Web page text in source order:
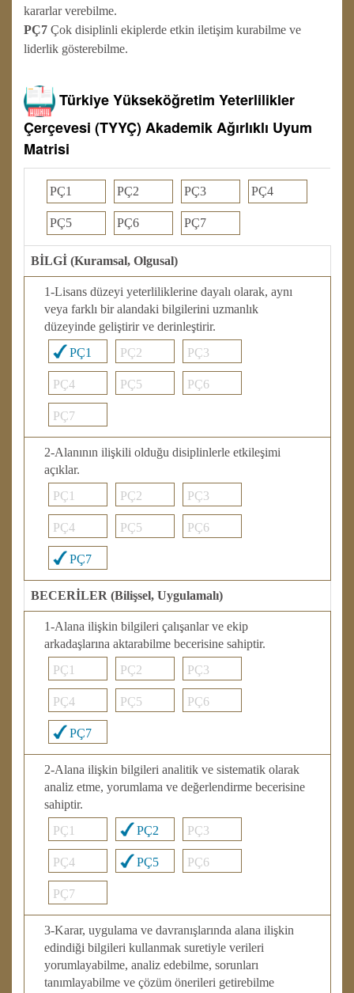
kararlar verebilme.
PÇ7 Çok disiplinli ekiplerde etkin iletişim kurabilme ve
liderlik gösterebilme.
Türkiye Yükseköğretim Yeterlilikler
Çerçevesi (TYYÇ) Akademik Ağırlıklı Uyum
Matrisi
PÇ1 PÇ2 PÇ3 PÇ4
PÇ5 PÇ6 PÇ7
BİLGİ (Kuramsal, Olgusal)
1-Lisans düzeyi yeterliliklerine dayalı olarak, aynı
veya farklı bir alandaki bilgilerini uzmanlık
düzeyinde geliştirir ve derinleştirir.
PÇ1
PÇ2 PÇ3
PÇ4 PÇ5 PÇ6
PÇ7
2-Alanının ilişkili olduğu disiplinlerle etkileşimi
açıklar.
PÇ1
PÇ2 PÇ3
PÇ4 PÇ5 PÇ6
PÇ7
BECERİLER (Bilişsel, Uygulamalı)
1-Alana ilişkin bilgileri çalışanlar ve ekip
arkadaşlarına aktarabilme becerisine sahiptir.
PÇ1
PÇ2 PÇ3
PÇ4 PÇ5 PÇ6
PÇ7
2-Alana ilişkin bilgileri analitik ve sistematik olarak
analiz etme, yorumlama ve değerlendirme becerisine
sahiptir.
PÇ1
PÇ2 PÇ3
PÇ4 PÇ5 PÇ6
PÇ7
3-Karar, uygulama ve davranışlarında alana ilişkin
edindiği bilgileri kullanmak suretiyle verileri
yorumlayabilme, analiz edebilme, sorunları
tanımlayabilme ve çözüm önerileri getirebilme